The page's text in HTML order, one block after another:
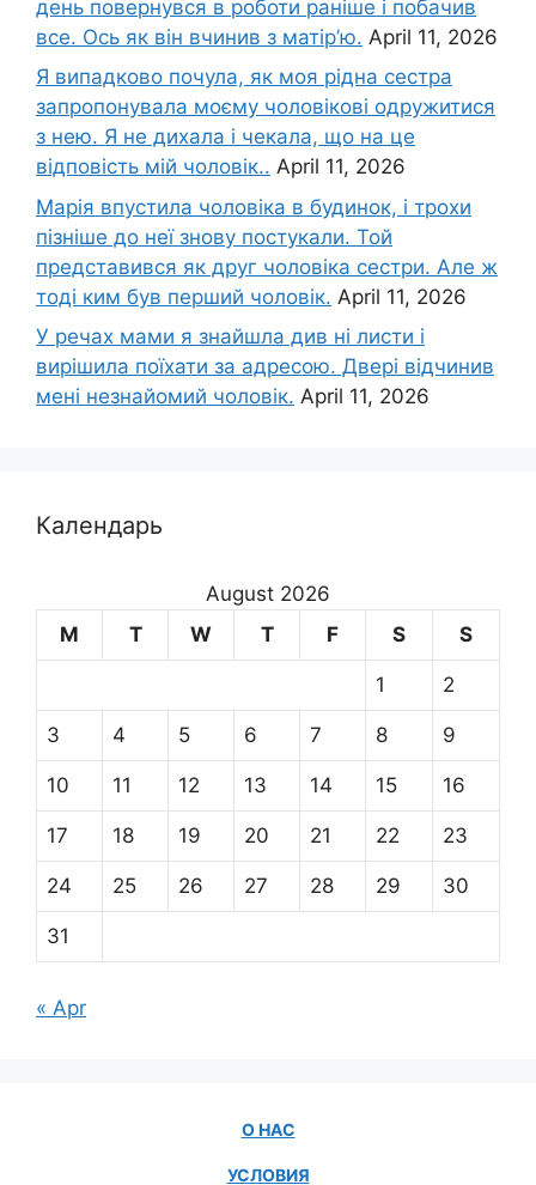
день повернувся в роботи раніше і побачив
все. Ось як він вчинив з матір’ю. April 11, 2026
Я випадково почула, як моя рідна сестра
запропонувала моєму чоловікові одружитися
з нею. Я не дихала і чекала, що на це
відповість мій чоловік.. April 11, 2026
Марія впустила чоловіка в будинок, і трохи
пізніше до неї знову постукали. Той
представився як друг чоловіка сестри. Але ж
тоді ким був перший чоловік. April 11, 2026
У речах мами я знайшла див ні листи і
вирішила поїхати за адресою. Двері відчинив
мені незнайомий чоловік. April 11, 2026
Календарь
August 2026
M
T W T F S S
1 2
3 4 5 6 7 8 9
10 11 12 13 14 15 16
17 18 19 20 21 22 23
24 25 26 27 28 29 30
31
« Apr
О НАС
УСЛОВИЯ